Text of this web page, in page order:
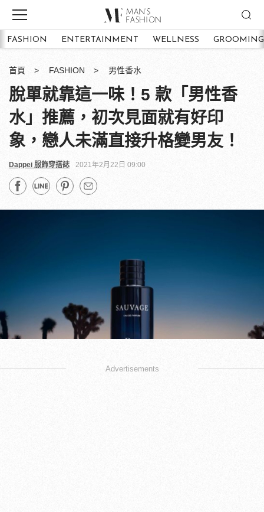
FASHION ENTERTAINMENT WELLNESS GROOMING
首頁 FASHION 男性香水
脫單就靠這一味！5 款「男性香
水」推薦，初次見面就有好印
象，戀人未滿直接升格變男友！
Dappei 服飾穿搭誌 2021年2月22日 09:00
Advertisements